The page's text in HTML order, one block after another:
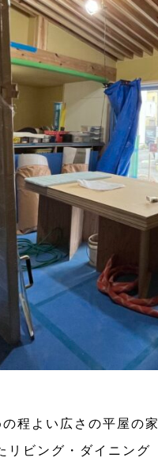
程よい広さの平屋の家
リビング・ダイニング